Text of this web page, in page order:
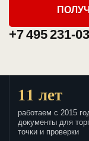
+7 495 231-
11 лет
работаем с 2015
документы для
точки и проверки